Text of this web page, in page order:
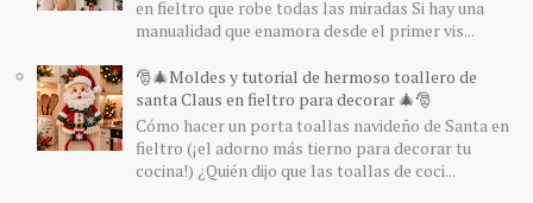
en fieltro que robe todas las miradas Si hay una
manualidad que enamora desde el primer vis...
🎅🎄Moldes y tutorial de hermoso toallero de
santa Claus en fieltro para decorar 🎄🎅
Cómo hacer un porta toallas navideño de Santa en
fieltro (¡el adorno más tierno para decorar tu
cocina!) ¿Quién dijo que las toallas de coci...